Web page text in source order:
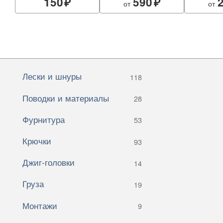
от от
Лески и шнуры 118
Поводки и материалы 28
Фурнитура 53
Крючки 93
Джиг-головки 14
Груза 19
Монтажи 9